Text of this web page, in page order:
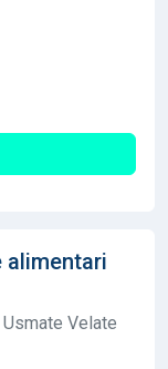
alimentari
Velate